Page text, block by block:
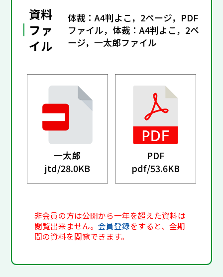
資料
ファ
イル
体裁：A4判よこ，2ページ，PDF
ファイル，体裁：A4判よこ，2ペ
ージ，一太郎ファイル
一太郎
jtd/28.0KB
PDF
pdf/53.6KB
非会員の方は公開から一年を超えた資料は
閲覧出来ません。会員登録をすると、全期
間の資料を閲覧できます。